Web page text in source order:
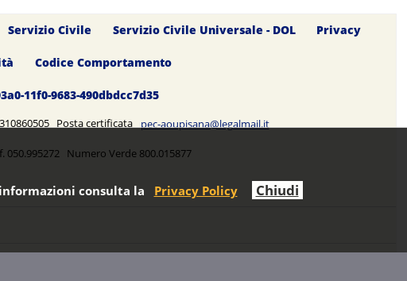
Servizio Civile Servizio Civile Universale - DOL Privacy
Codice Comportamento
11f0-9683-490dbdcc7d35
Posta certificata pec-aoupisana@legalmail.it
050.995272 Numero Verde 800.015877
consulta la Privacy Policy Chiudi